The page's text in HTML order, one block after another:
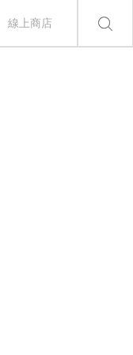
線上商店